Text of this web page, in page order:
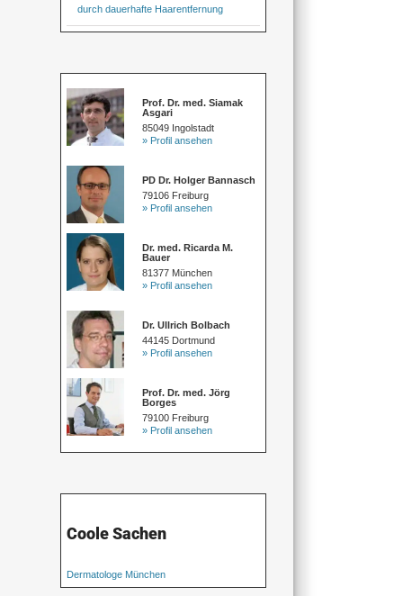
durch dauerhafte Haarentfernung
Prof. Dr. med. Siamak
Asgari
85049 Ingolstadt
» Profil ansehen
PD Dr. Holger Bannasch
79106 Freiburg
» Profil ansehen
Dr. med. Ricarda M.
Bauer
81377 München
» Profil ansehen
Dr. Ullrich Bolbach
44145 Dortmund
» Profil ansehen
Prof. Dr. med. Jörg
Borges
79100 Freiburg
» Profil ansehen
Coole Sachen
Dermatologe München